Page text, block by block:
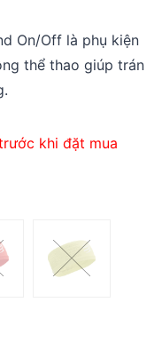
On/Off là phụ kiện
thể thao giúp trán
khi đặt mua